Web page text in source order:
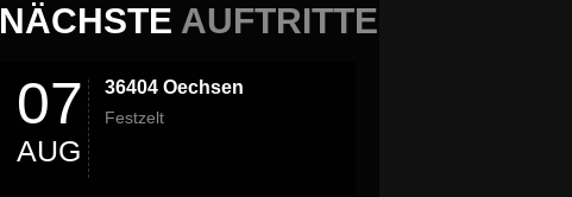
NÄCHSTE AUFTRITTE
07
AUG
36404 Oechsen
Festzelt